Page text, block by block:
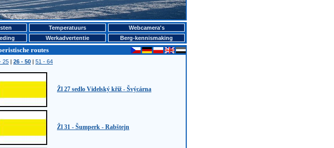
Temperatuurs
Webcamera's
Werkadvertentie
Berg-kennismaking
routes
25 | 26 - 50 | 51 - 64
Žl 27 sedlo Videlský kříž - Švýcárna
Žl 31 - Šumperk - Rabštejn